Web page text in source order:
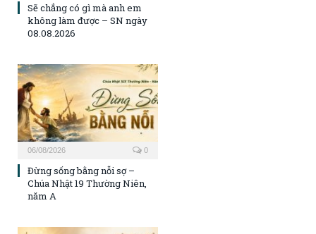
Sẽ chẳng có gì mà anh em
không làm được – SN ngày
08.08.2026
06/08/2026 0
Đừng sống bằng nỗi sợ –
Chúa Nhật 19 Thường Niên,
năm A